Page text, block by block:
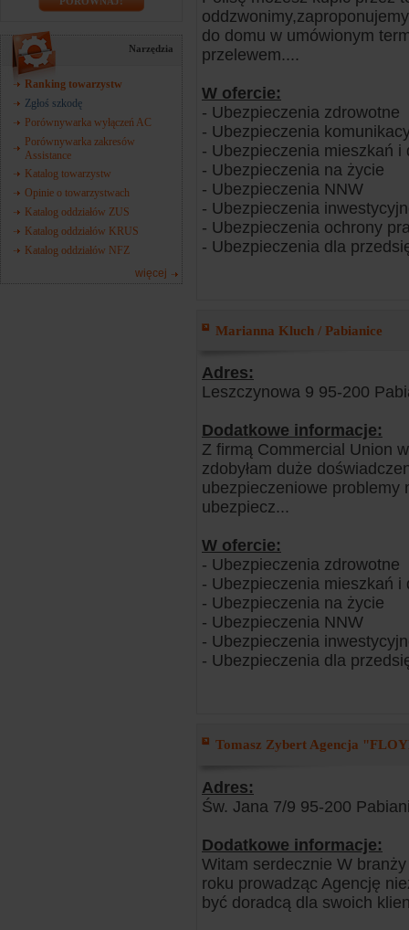
Narzędzia
Ranking towarzystw
Zgłoś szkodę
Porównywarka wyłączeń AC
Porównywarka zakresów
Assistance
Katalog towarzystw
Opinie o towarzystwach
Katalog oddziałów ZUS
Katalog oddziałów KRUS
Katalog oddziałów NFZ
więcej
do domu w umówionym
przelewem....
W ofercie:
- Ubezpieczenia zdrowotne
- Ubezpieczenia
- Ubezpieczenia mieszkań i
- Ubezpieczenia na życie
- Ubezpieczenia NNW
- Ubezpieczenia
- Ubezpieczenia ochrony
- Ubezpieczenia dla
Marianna Kluch / Pabianice
Adres:
Leszczynowa 9 95-200
Dodatkowe informacje:
Z firmą Commercial Union
zdobyłam duże
ubezpieczeniowe problemy
ubezpiecz...
W ofercie:
- Ubezpieczenia zdrowotne
- Ubezpieczenia mieszkań i
- Ubezpieczenia na życie
- Ubezpieczenia NNW
- Ubezpieczenia
- Ubezpieczenia dla
Tomasz Zybert Agencja
Adres:
Św. Jana 7/9 95-200
Dodatkowe informacje:
Witam serdecznie W
roku prowadząc Agencję
być doradcą dla swoich